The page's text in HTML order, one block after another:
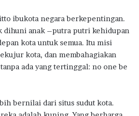
ibukota negara berkepentingan.
dihuni anak –putra putri kehidupan
kota untuk semua. Itu misi
kota, dan membahagiakan
ada yang tertinggal: no one be
bernilai dari situs sudut kota.